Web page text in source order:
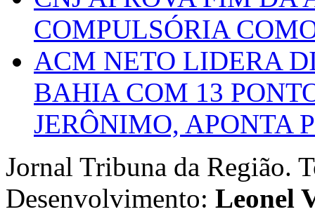
COMPULSÓRIA
ACM NETO LIDERA
BAHIA COM 13
JERÔNIMO, APONTA
Jornal Tribuna da Região.
Desenvolvimento: Leonel